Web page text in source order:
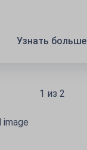
Узнать больше
1 из 2